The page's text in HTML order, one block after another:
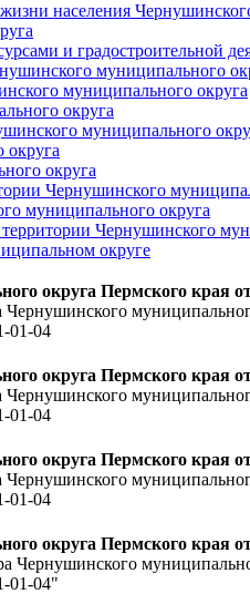
населения
и градостроительной
муниципального
муниципального округа
округа
муниципального
округа
округа
Чернушинского
муниципального округа
Чернушинского
округе
округа Пермского края
01-04
округа Пермского края
01-04
округа Пермского края
01-04
округа Пермского края
01-04"